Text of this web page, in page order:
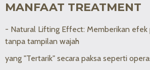
MANFAAT TREATMENT
- Natural Lifting Effect: Memberikan efek
tanpa tampilan wajah
yang "Tertarik" secara paksa seperti